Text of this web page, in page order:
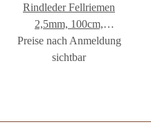
Rindleder Fellriemen
2,5mm, 100cm,
dunkelbraun
Preise nach Anmeldung
sichtbar